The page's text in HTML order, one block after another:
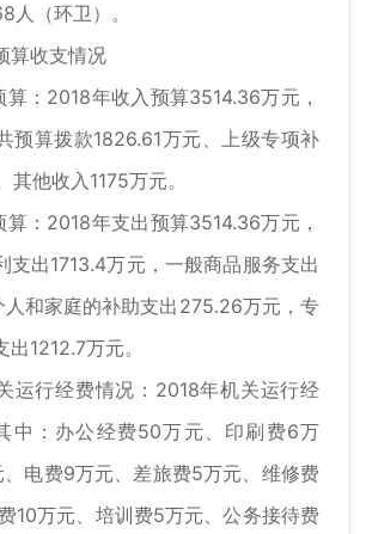
人（环卫）。
算收支情况
算：2018年收入预算3514.36万元，
预算拨款1826.61万元、上级专项补
他收入1175万元。
算：2018年支出预算3514.36万元，
支出1713.4万元，一般商品服务支出
人和家庭的补助支出275.26万元，专
1212.7万元。
运行经费情况：2018年机关运行经
中：办公经费50万元、印刷费6万
电费9万元、差旅费5万元、维修费
10万元、培训费5万元、公务接待费